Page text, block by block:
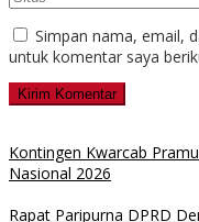
Simpan nama, email,
untuk komentar saya
Kontingen Kwarcab
Nasional 2026
Rapat Paripurna DPRD